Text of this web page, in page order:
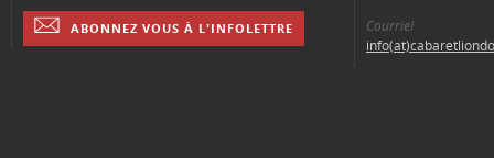
ABONNEZ VOUS À L'INFOLETTRE
Courriel